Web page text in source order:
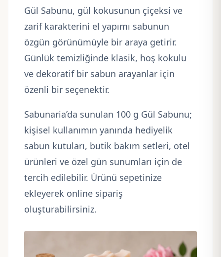
Gül Sabunu, gül kokusunun çiçeksi ve
zarif karakterini el yapımı sabunun
özgün görünümüyle bir araya getirir.
Günlük temizliğinde klasik, hoş kokulu
ve dekoratif bir sabun arayanlar için
özenli bir seçenektir.
Sabunaria’da sunulan 100 g Gül Sabunu;
kişisel kullanımın yanında hediyelik
sabun kutuları, butik bakım setleri, otel
ürünleri ve özel gün sunumları için de
tercih edilebilir. Ürünü sepetinize
ekleyerek online sipariş
oluşturabilirsiniz.